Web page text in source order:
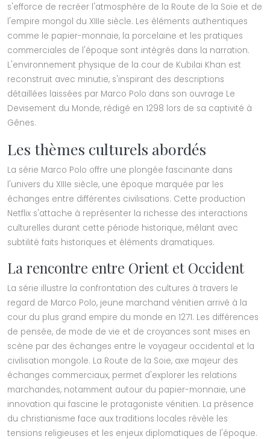
s'efforce de recréer l'atmosphère de la Route de la Soie et de
l'empire mongol du XIIIe siècle. Les éléments authentiques
comme le papier-monnaie, la porcelaine et les pratiques
commerciales de l'époque sont intégrés dans la narration.
L'environnement physique de la cour de Kubilai Khan est
reconstruit avec minutie, s'inspirant des descriptions
détaillées laissées par Marco Polo dans son ouvrage Le
Devisement du Monde, rédigé en 1298 lors de sa captivité à
Gênes.
Les thèmes culturels abordés
La série Marco Polo offre une plongée fascinante dans
l'univers du XIIIe siècle, une époque marquée par les
échanges entre différentes civilisations. Cette production
Netflix s'attache à représenter la richesse des interactions
culturelles durant cette période historique, mêlant avec
subtilité faits historiques et éléments dramatiques.
La rencontre entre Orient et Occident
La série illustre la confrontation des cultures à travers le
regard de Marco Polo, jeune marchand vénitien arrivé à la
cour du plus grand empire du monde en 1271. Les différences
de pensée, de mode de vie et de croyances sont mises en
scène par des échanges entre le voyageur occidental et la
civilisation mongole. La Route de la Soie, axe majeur des
échanges commerciaux, permet d'explorer les relations
marchandes, notamment autour du papier-monnaie, une
innovation qui fascine le protagoniste vénitien. La présence
du christianisme face aux traditions locales révèle les
tensions religieuses et les enjeux diplomatiques de l'époque.